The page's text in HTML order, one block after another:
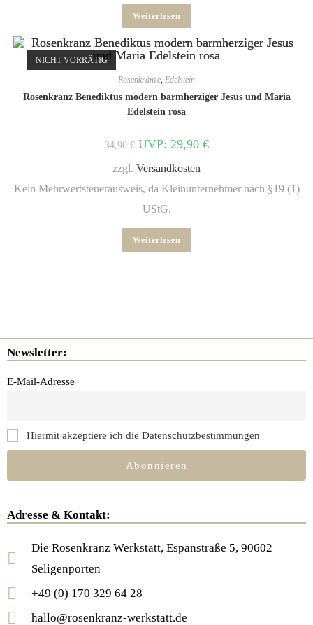
Weiterlesen
NICHT VORRÄTIG
Rosenkränze, Edelstein
Rosenkranz Benediktus modern barmherziger Jesus und Maria
Edelstein rosa
34,90€ UVP: 29,90 €
zzgl. Versandkosten
Kein Mehrwertsteuerausweis, da Kleinunternehmer nach §19 (1)
UStG.
Weiterlesen
Newsletter:
E-Mail-Adresse
Hiermit akzeptiere ich die Datenschutzbestimmungen
Adresse & Kontakt:
Die Rosenkranz Werkstatt, Espanstraße 5, 90602
Seligenporten
+49 (0) 170 329 64 28
hallo@rosenkranz-werkstatt.de